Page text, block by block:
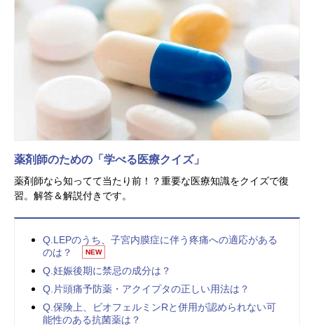
薬剤師のための「学べる医療クイズ」
薬剤師なら知ってて当たり前！？重要な医療知識をクイズで復
習。解答＆解説付きです。
Q.LEPのうち、子宮内膜症に伴う疼痛への適応がある
のは？
NEW
Q.妊娠後期に禁忌の成分は？
Q.片頭痛予防薬・アクイプタの正しい用法は？
Q.保険上、ビオフェルミンRと併用が認められない可
能性のある抗菌薬は？